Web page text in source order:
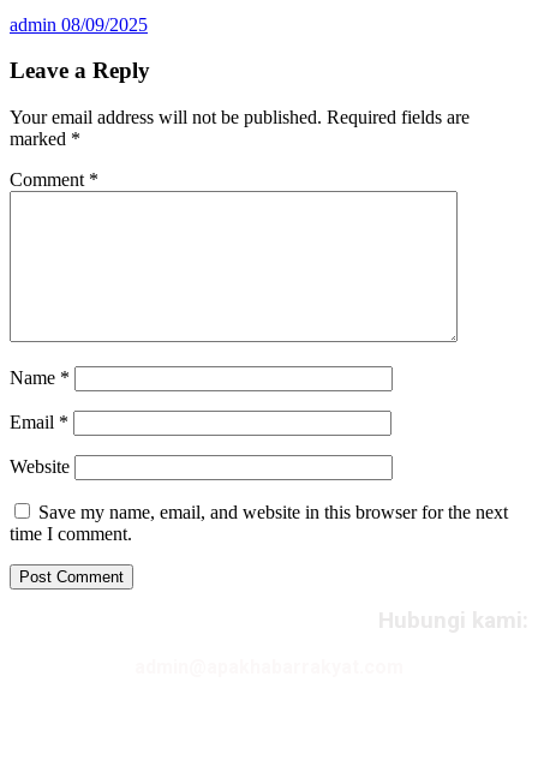
admin 08/09/2025
Leave a Reply
Your email address will not be published. Required fields are
marked *
Comment *
Name *
Email *
Website
Save my name, email, and website in this browser for the next
time I comment.